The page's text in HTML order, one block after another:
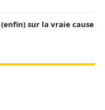
sur la vraie cause